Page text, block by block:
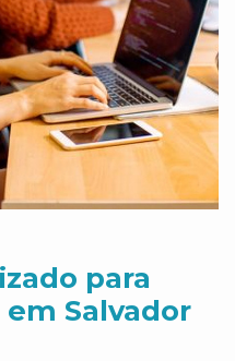
para
Salvador